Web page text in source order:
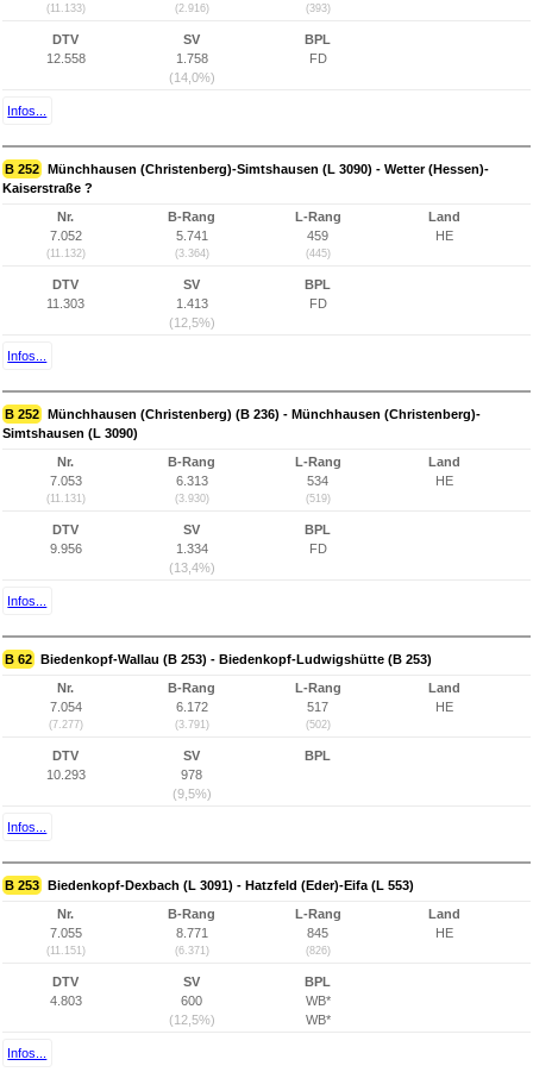
(11.133) (2.916) (393)
DTV
12.558
SV
1.758
(14,0%)
BPL
FD
Infos...
B 252 Münchhausen (Christenberg)-Simtshausen (L 3090) - Wetter (Hessen)-
Kaiserstraße ?
Nr.
7.052
(11.132)
B-Rang
5.741
(3.364)
L-Rang
459
(445)
Land
HE
DTV
11.303
SV
1.413
(12,5%)
BPL
FD
Infos...
B 252 Münchhausen (Christenberg) (B 236) - Münchhausen (Christenberg)-
Simtshausen (L 3090)
Nr.
7.053
(11.131)
B-Rang
6.313
(3.930)
L-Rang
534
(519)
Land
HE
DTV
9.956
SV
1.334
(13,4%)
BPL
FD
Infos...
B 62 Biedenkopf-Wallau (B 253) - Biedenkopf-Ludwigshütte (B 253)
Nr.
7.054
(7.277)
B-Rang
6.172
(3.791)
L-Rang
517
(502)
Land
HE
DTV
10.293
SV
978
(9,5%)
BPL
Infos...
B 253 Biedenkopf-Dexbach (L 3091) - Hatzfeld (Eder)-Eifa (L 553)
Nr.
7.055
(11.151)
B-Rang
8.771
(6.371)
L-Rang
845
(826)
Land
HE
DTV
4.803
SV
600
(12,5%)
BPL
WB*
WB*
Infos...